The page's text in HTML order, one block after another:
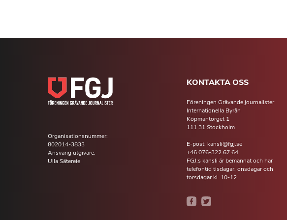
Organisationsnummer:
802014-3833
Ansvarig utgivare:
Ulla Sätereie
KONTAKTA OSS
Föreningen Grävande journalister
Internationella Byrån
Köpmantorget 1
111 31 Stockholm
E-post: kansli@fgj.se
+46 076-322 67 64
FGJ:s kansli är bemannat och har
telefontid tisdagar, onsdagar och
torsdagar kl. 10-12.